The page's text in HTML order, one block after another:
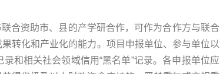
合资助市、县的产学研合作，可作为合作方与联合
转化和产业化的能力。项目申报单位、参与单位以
和相关社会领域信用“黑名单”记录。各申报单位应